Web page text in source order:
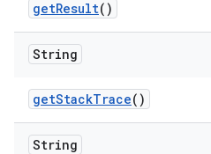
getResult()
String
getStackTrace()
String